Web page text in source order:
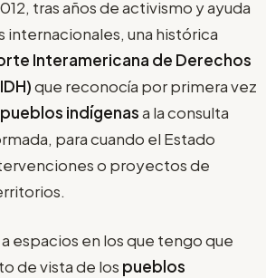
tras años de activismo y ayuda
internacionales, una histórica
Interamericana de Derechos
que reconocía por primera vez
pueblos indígenasa la consulta
para cuando el Estado
o proyectos de
espacios en los que tengo que
de vista de los pueblos